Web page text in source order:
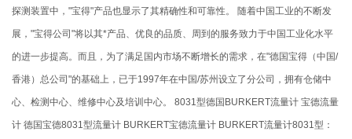
探测装置中，"宝得"产品也显示了其精确性和可靠性。 随着中国工业的不断发
展，"宝得公司"将以其*产品、优良的品质、周到的服务致力于中国工业化水平
的进一步提高。而且，为了满足国内市场不断增长的需求，在"德国宝得（中国/
香港）总公司"的基础上，已于1997年在中国/苏州设立了分公司，拥有仓储中
心、检测中心、维修中心及培训中心。 8031型德国BURKERT流量计 宝德流量
计 德国宝德8031型流量计 BURKERT宝德流量计 BURKERT流量计8031型：